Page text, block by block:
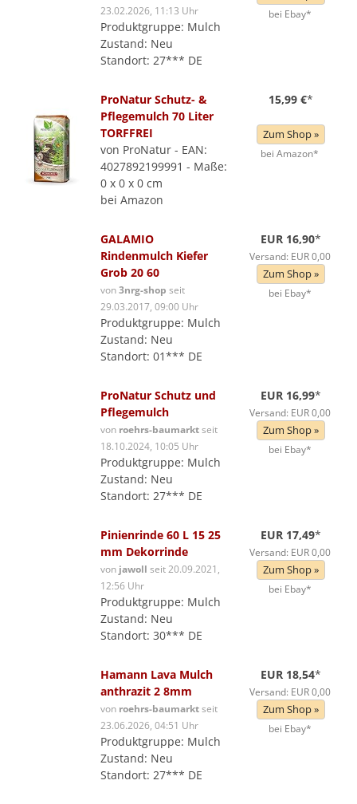
23.02.2026, 11:13 Uhr
Produktgruppe: Mulch
Zustand: Neu
Standort: 27*** DE
bei Ebay*
ProNatur Schutz- &
Pflegemulch 70 Liter
TORFFREI
von ProNatur - EAN:
4027892199991 - Maße:
0 x 0 x 0 cm
bei Amazon
15,99 €*
Zum Shop »
bei Amazon*
GALAMIO
Rindenmulch Kiefer
Grob 20 60
von3nrg-shop seit
29.03.2017, 09:00 Uhr
Produktgruppe: Mulch
Zustand: Neu
Standort: 01*** DE
EUR 16,90*
Versand: EUR 0,00
Zum Shop »
bei Ebay*
ProNatur Schutz und
Pflegemulch
von roehrs-baumarktseit
18.10.2024, 10:05 Uhr
Produktgruppe: Mulch
Zustand: Neu
Standort: 27*** DE
EUR 16,99*
Versand: EUR 0,00
Zum Shop »
bei Ebay*
Pinienrinde 60 L 15 25
mm Dekorrinde
von jawoll seit 20.09.2021,
12:56 Uhr
Produktgruppe: Mulch
Zustand: Neu
Standort: 30*** DE
EUR 17,49*
Versand: EUR 0,00
Zum Shop »
bei Ebay*
Hamann Lava Mulch
anthrazit 2 8mm
von roehrs-baumarktseit
23.06.2026, 04:51 Uhr
Produktgruppe: Mulch
Zustand: Neu
Standort: 27*** DE
EUR 18,54*
Versand: EUR 0,00
Zum Shop »
bei Ebay*